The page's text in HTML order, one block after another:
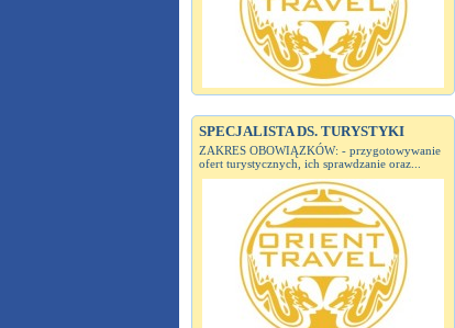
SPECJALISTA DS. TURYSTYKI
ZAKRES OBOWIĄZKÓW: - przygotowywanie
ofert turystycznych, ich sprawdzanie oraz...